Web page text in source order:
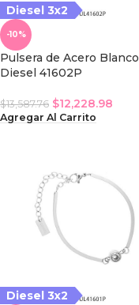
Diesel 3x2
-10%
Pulsera de Acero Blanco
Diesel 41602P
$13,587.76 $12,228.98
Agregar Al Carrito
Diesel 3x2